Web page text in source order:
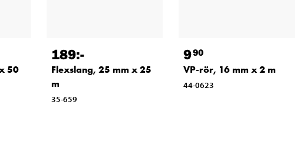
50
189:-
Flexslang, 25 mm x 25
m
35-659
990
VP-rör, 16 mm x 2 m
44-0623